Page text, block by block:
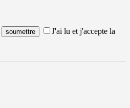
J'ai lu et j'accepte la